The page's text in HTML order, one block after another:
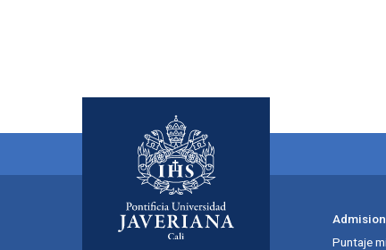
Menú principal del footer
Puntaje